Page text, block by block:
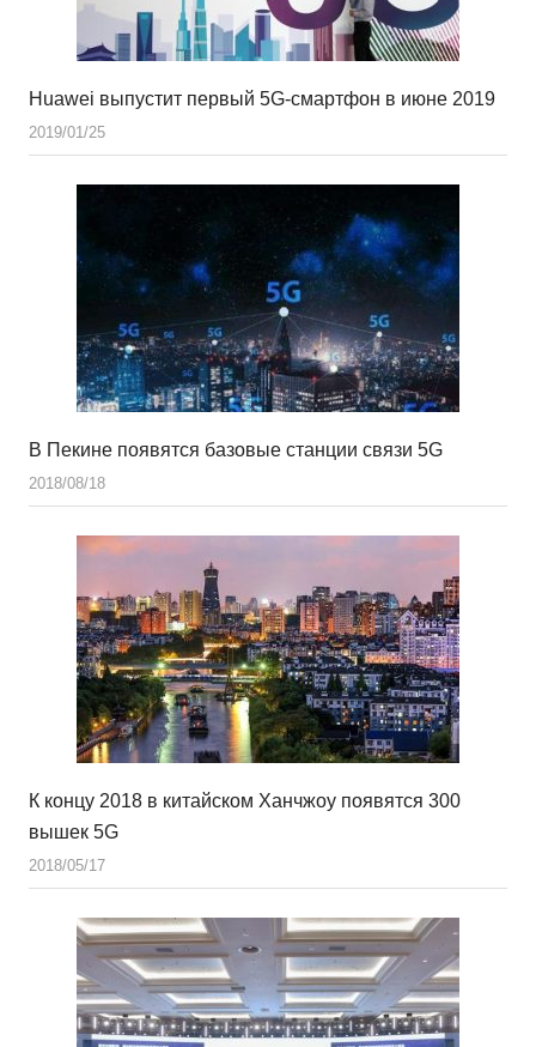
Huawei выпустит первый 5G-смартфон в июне 2019
2019/01/25
В Пекине появятся базовые станции связи 5G
2018/08/18
К концу 2018 в китайском Ханчжоу появятся 300
вышек 5G
2018/05/17